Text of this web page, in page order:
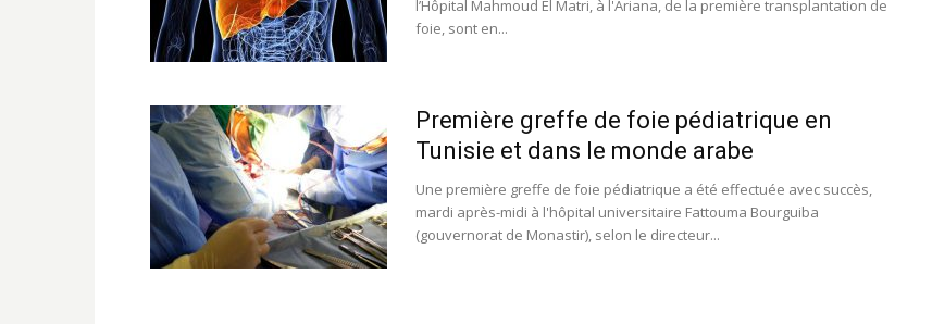
l’Hôpital Mahmoud El Matri, à l'Ariana, de la première transplantation de
foie, sont en...
Première greffe de foie pédiatrique en
Tunisie et dans le monde arabe
Une première greffe de foie pédiatrique a été effectuée avec succès,
mardi après-midi à l'hôpital universitaire Fattouma Bourguiba
(gouvernorat de Monastir), selon le directeur...